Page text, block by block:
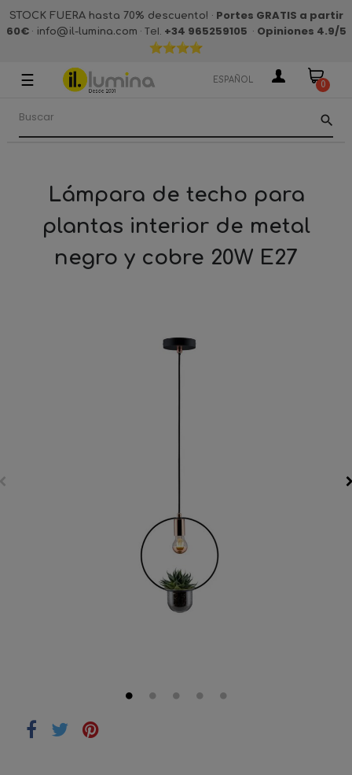
STOCK FUERA hasta 70% descuento! · Portes GRATIS a partir
60€· info@il-lumina.com · Tel. +34 965259105 · Opiniones 4.9/5
Navegación
palanca
☰ ESPAÑOL 0
search
Lámpara de techo para
plantas interior de metal
negro y cobre 20W E27